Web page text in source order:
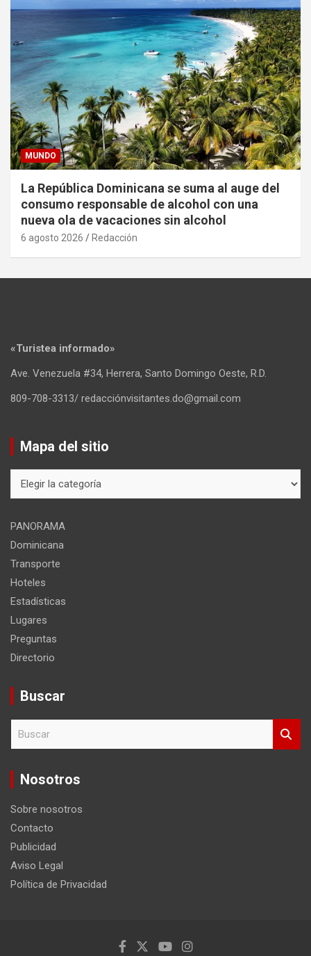
MUNDO
La República Dominicana se suma al auge del
consumo responsable de alcohol con una
nueva ola de vacaciones sin alcohol
6 agosto 2026 Redacción
«Turistea informado»
Ave. Venezuela #34, Herrera, Santo Domingo Oeste, R.D.
809-708-3313/ redacciónvisitantes.do@gmail.com
Mapa del sitio
del
PANORAMA
Dominicana
Transporte
Hoteles
Estadísticas
Lugares
Preguntas
Directorio
Buscar
c
Nosotros
Sobre nosotros
Contacto
Publicidad
Aviso Legal
Política de Privacidad